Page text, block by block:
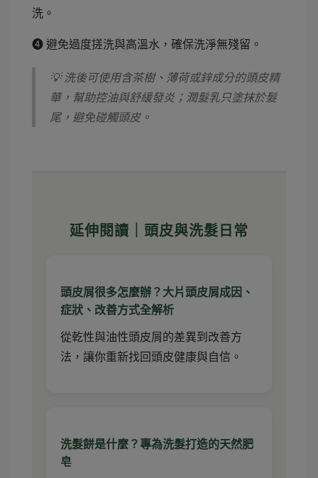
洗。
➍ 避免過度搓洗與高溫水，確保洗淨無殘留。
💡 洗後可使用含茶樹、薄荷或鋅成分的頭皮精
華，幫助控油與舒緩發炎；潤髮乳只塗抹於髮
尾，避免碰觸頭皮。
延伸閱讀｜頭皮與洗髮日常
頭皮屑很多怎麼辦？大片頭皮屑成因、
症狀、改善方式全解析
從乾性與油性頭皮屑的差異到改善方
法，讓你重新找回頭皮健康與自信。
洗髮餅是什麼？專為洗髮打造的天然肥
皂